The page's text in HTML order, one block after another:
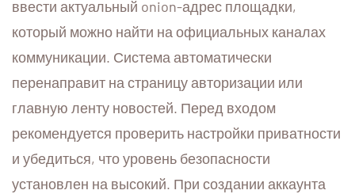
ввести актуальный onion-адрес площадки,
который можно найти на официальных каналах
коммуникации. Система автоматически
перенаправит на страницу авторизации или
главную ленту новостей. Перед входом
рекомендуется проверить настройки приватности
и убедиться, что уровень безопасности
установлен на высокий. При создании аккаунта